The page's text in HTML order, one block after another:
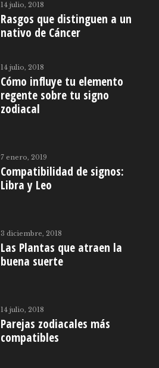
14 julio, 2018
Rasgos que distinguen a un
nativo de Cáncer
14 julio, 2018
Cómo influye tu elemento
regente sobre tu signo
zodiacal
7 enero, 2019
Compatibilidad de signos:
Libra y Leo
3 diciembre, 2018
Las Plantas que atraen la
buena suerte
14 julio, 2018
Parejas zodiacales más
compatibles